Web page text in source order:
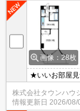
画像：28枚
★いいお部屋見
ご相談くださ
株式会社タウンハウ
情報更新日 2026/08/